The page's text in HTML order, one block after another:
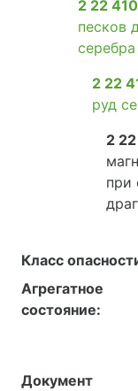
2 22
песков
2 22
руд
2
при
Класс
Агрегатное
состояние:
Документ